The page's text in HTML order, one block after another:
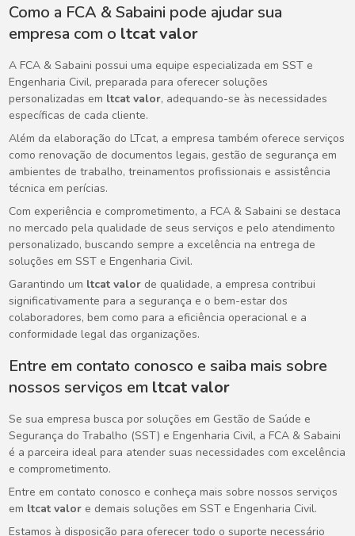
Como a FCA & Sabaini pode ajudar sua
empresa com o ltcat valor
A FCA & Sabaini possui uma equipe especializada em SST e
Engenharia Civil, preparada para oferecer soluções
personalizadas em ltcat valor, adequando-se às necessidades
específicas de cada cliente.
Além da elaboração do LTcat, a empresa também oferece serviços
como renovação de documentos legais, gestão de segurança em
ambientes de trabalho, treinamentos profissionais e assistência
técnica em perícias.
Com experiência e comprometimento, a FCA & Sabaini se destaca
no mercado pela qualidade de seus serviços e pelo atendimento
personalizado, buscando sempre a excelência na entrega de
soluções em SST e Engenharia Civil.
Garantindo um ltcat valor de qualidade, a empresa contribui
significativamente para a segurança e o bem-estar dos
colaboradores, bem como para a eficiência operacional e a
conformidade legal das organizações.
Entre em contato conosco e saiba mais sobre
nossos serviços em ltcat valor
Se sua empresa busca por soluções em Gestão de Saúde e
Segurança do Trabalho (SST) e Engenharia Civil, a FCA & Sabaini
é a parceira ideal para atender suas necessidades com excelência
e comprometimento.
Entre em contato conosco e conheça mais sobre nossos serviços
em ltcat valor e demais soluções em SST e Engenharia Civil.
Estamos à disposição para oferecer todo o suporte necessário